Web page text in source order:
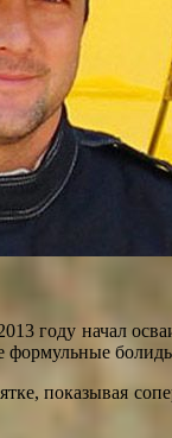
году начал
формульные
показывая